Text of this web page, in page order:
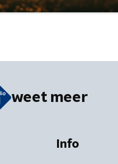
weet meer
Info